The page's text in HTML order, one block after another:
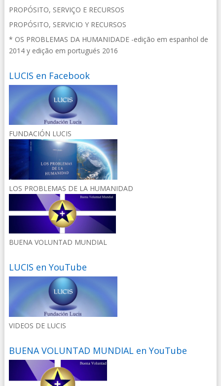
PROPÓSITO, SERVIÇO E RECURSOS
PROPÓSITO, SERVICIO Y RECURSOS
* OS PROBLEMAS DA HUMANIDADE -edição em espanhol de
2014 y edição em portugués 2016
LUCIS en Facebook
FUNDACIÓN LUCIS
LOS PROBLEMAS DE LA HUMANIDAD
BUENA VOLUNTAD MUNDIAL
LUCIS en YouTube
VIDEOS DE LUCIS
BUENA VOLUNTAD MUNDIAL en YouTube